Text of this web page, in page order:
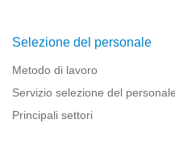
Selezione del personale
Metodo di lavoro
Servizio selezione del personale
Principali settori